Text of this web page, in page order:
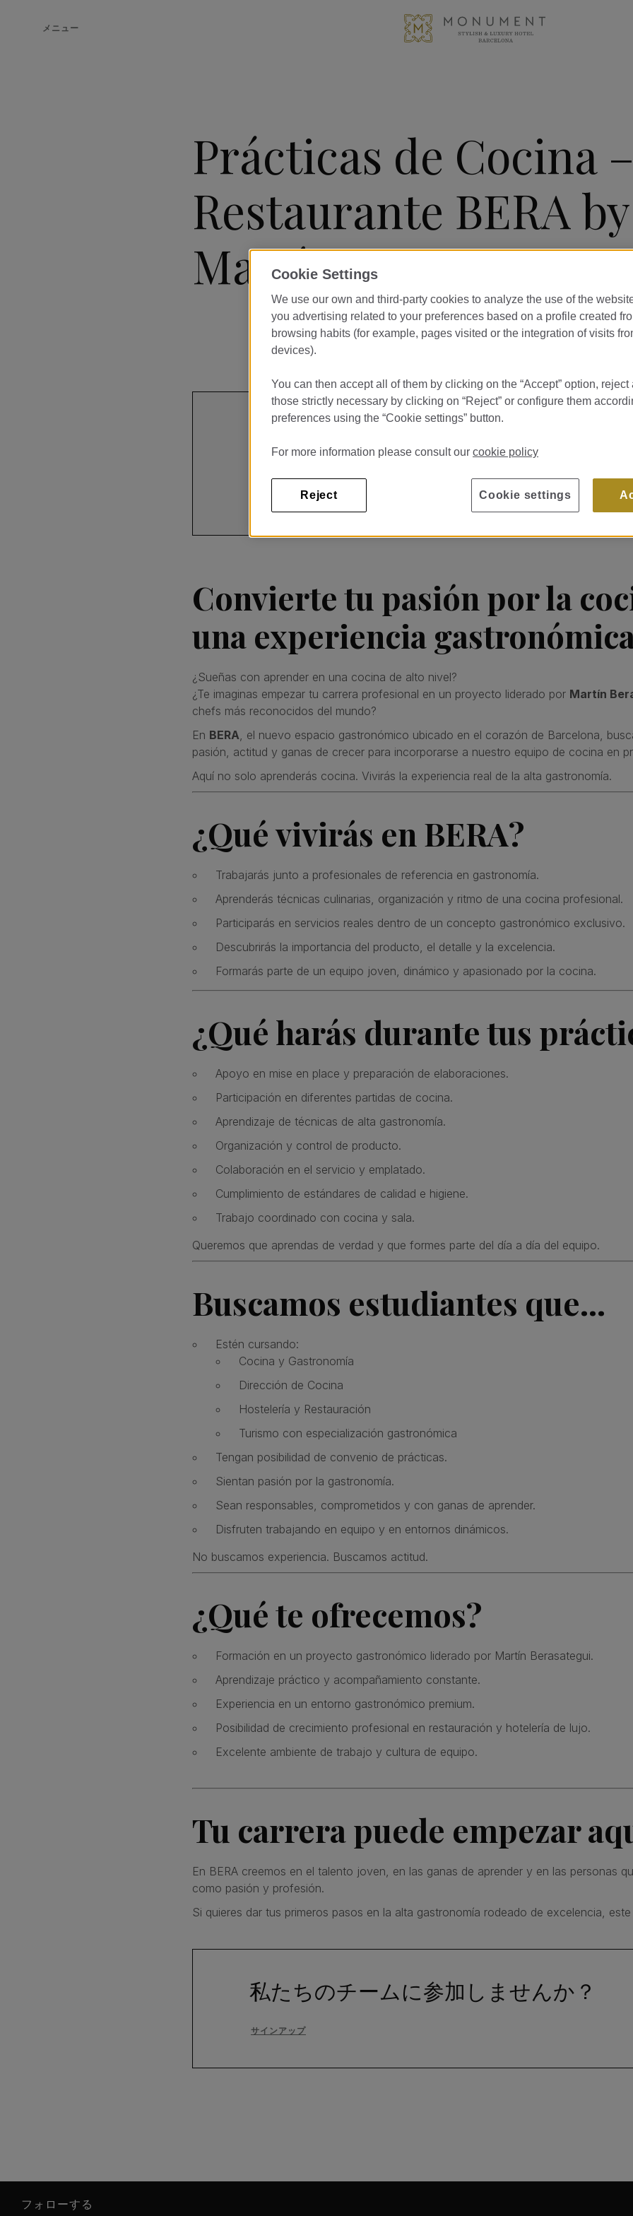
メニュー
Prácticas de Cocina
Restaurante BERA by
Martín Berasategui
Restaurante Bera by Martín Berasategui
PASSEIG DE GRACIA 75 BARCELONA 掲載日: 20/07/26
サインアップ
Convierte tu pasión por la
una experiencia
¿Sueñas con aprender en una cocina de alto nivel?
¿Te imaginas empezar tu carrera profesional en un proyecto liderado por Martín
chefs más reconocidos del mundo?
En BERA , el nuevo espacio gastronómico ubicado en el corazón de Barcelona,
pasión, actitud y ganas de crecer para incorporarse a nuestro equipo de cocina en
Aquí no solo aprenderás cocina. Vivirás la experiencia real de la alta gastronomía.
¿Qué vivirás en BERA?
Trabajarás junto a profesionales de referencia en gastronomía.
Aprenderás técnicas culinarias, organización y ritmo de una cocina profesional.
Participarás en servicios reales dentro de un concepto gastronómico exclusivo.
Descubrirás la importancia del producto, el detalle y la excelencia.
Formarás parte de un equipo joven, dinámico y apasionado por la cocina.
¿Qué harás durante tus
Apoyo en mise en place y preparación de elaboraciones.
Participación en diferentes partidas de cocina.
Aprendizaje de técnicas de alta gastronomía.
Organización y control de producto.
Colaboración en el servicio y emplatado.
Cumplimiento de estándares de calidad e higiene.
Trabajo coordinado con cocina y sala.
Queremos que aprendas de verdad y que formes parte del día a día del equipo.
Buscamos estudiantes que…
Estén cursando:
Cocina y Gastronomía
Dirección de Cocina
Hostelería y Restauración
Turismo con especialización gastronómica
Tengan posibilidad de convenio de prácticas.
Sientan pasión por la gastronomía.
Sean responsables, comprometidos y con ganas de aprender.
Disfruten trabajando en equipo y en entornos dinámicos.
No buscamos experiencia. Buscamos actitud.
¿Qué te ofrecemos?
Formación en un proyecto gastronómico liderado por Martín Berasategui.
Aprendizaje práctico y acompañamiento constante.
Experiencia en un entorno gastronómico premium.
Posibilidad de crecimiento profesional en restauración y hotelería de lujo.
Excelente ambiente de trabajo y cultura de equipo.
Tu carrera puede empezar
En BERA creemos en el talento joven, en las ganas de aprender y en las personas
como pasión y profesión.
Si quieres dar tus primeros pasos en la alta gastronomía rodeado de excelencia,
私たちのチームに参加しませんか？
サインアップ
フォローする
Cookie Settings
We use our own and third-party cookies to analyze the use of the
you advertising related to your preferences based on a profile created
browsing habits (for example, pages visited or the integration of visits
devices).
You can then accept all of them by clicking on the “Accept” option, reject
those strictly necessary by clicking on “Reject” or configure them
preferences using the “Cookie settings” button.
For more information please consult our cookie policy
Reject Cookie settings